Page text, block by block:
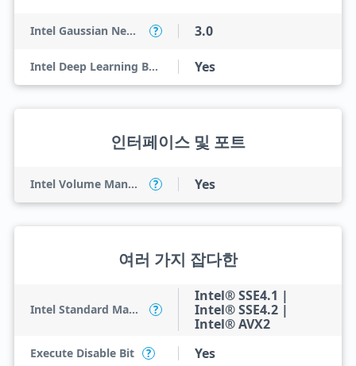
Intel Gaussian Neural Accelerator ? 3.0
Intel Deep Learning Boost (Intel DL Boost) Yes
인터페이스 및 포트
Intel Volume Management Device (VMD) ? Yes
여러 가지 잡다한
Intel Standard Manageability (ISM) ?
Intel® SSE4.1 |
Intel® SSE4.2 |
Intel® AVX2
Execute Disable Bit ? Yes